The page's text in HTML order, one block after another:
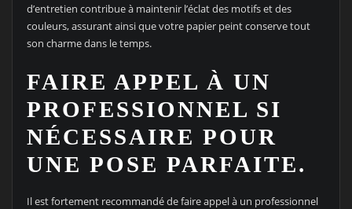
d’entretien contribue à maintenir l’éclat des motifs et des
couleurs, assurant ainsi que votre papier peint conserve tout
son charme dans le temps.
FAIRE APPEL À UN
PROFESSIONNEL SI
NÉCESSAIRE POUR
UNE POSE PARFAITE.
Il est fortement recommandé de faire appel à un professionnel